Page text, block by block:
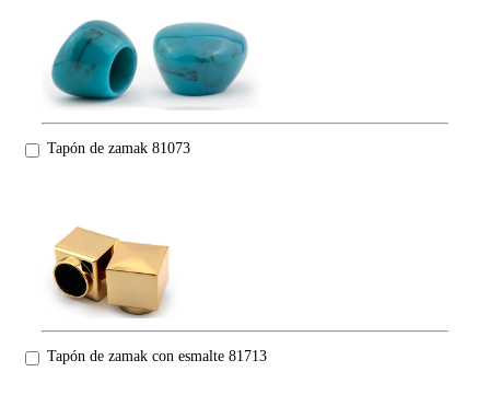
Tapón de zamak 81073
Tapón de zamak con esmalte 81713